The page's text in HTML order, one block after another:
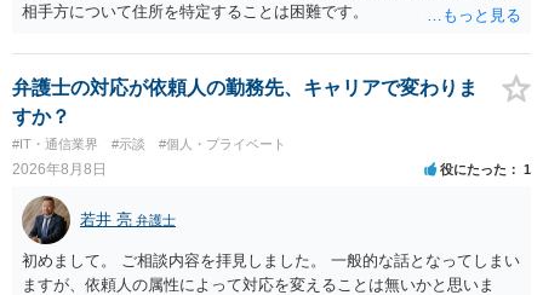
相手方について住所を特定することは困難です。
弁護士の対応が依頼人の勤務先、キャリアで変わりま
すか？
#IT・通信業界 #示談 #個人・プライベート
2026年8月8日 役にたった 1
若井 亮 弁護士
初めまして。 ご相談内容を拝見しました。 一般的な話となってしまい
ますが、依頼人の属性によって対応を変えることは無いかと思いま